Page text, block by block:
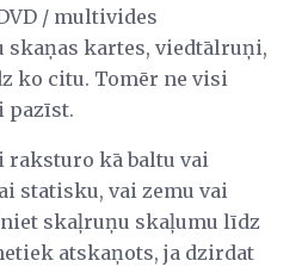
/ multivides
skaņas kartes, viedtālruņi,
ko citu. Tomēr ne visi
pazīst.
kā baltu vai
statisku, vai zemu vai
skaļruņu skaļumu līdz
atskaņots, ja dzirdat